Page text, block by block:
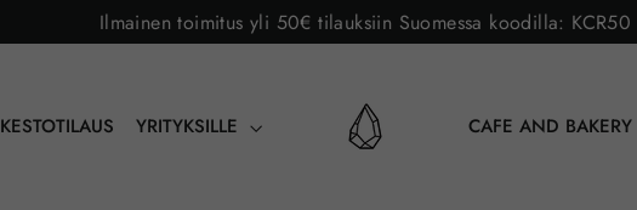
Ilmainen toimitus yli 50€ tilauksiin Suomessa koodilla: KCR50
KESTOTILAUS YRITYKSILLE CAFE AND BAKERY